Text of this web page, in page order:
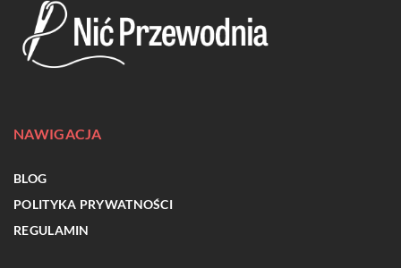
NAWIGACJA
BLOG
POLITYKA PRYWATNOŚCI
REGULAMIN